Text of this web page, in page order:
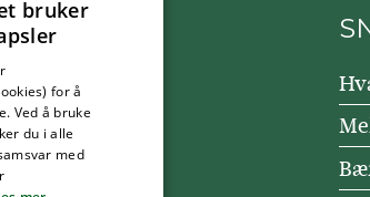
bruker
for å
Ved å bruke
du i alle
med